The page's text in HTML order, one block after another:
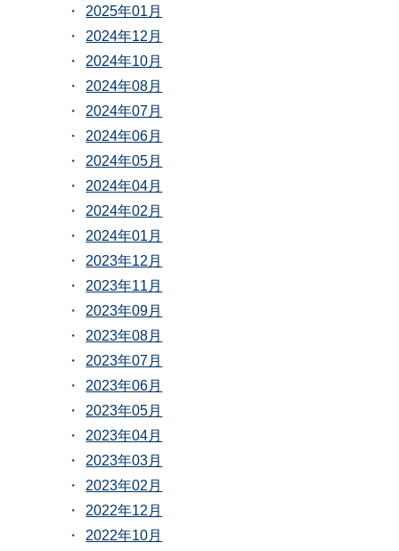
2025年01月
2024年12月
2024年10月
2024年08月
2024年07月
2024年06月
2024年05月
2024年04月
2024年02月
2024年01月
2023年12月
2023年11月
2023年09月
2023年08月
2023年07月
2023年06月
2023年05月
2023年04月
2023年03月
2023年02月
2022年12月
2022年10月